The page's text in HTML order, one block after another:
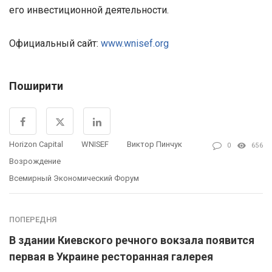
его инвестиционной деятельности.
Официальный сайт: www.wnisef.org
Поширити
Horizon Capital WNISEF
Виктор Пинчук
Возрождение
Всемирный Экономический Форум
0 656
ПОПЕРЕДНЯ
В здании Киевского речного вокзала появится
первая в Украине ресторанная галерея